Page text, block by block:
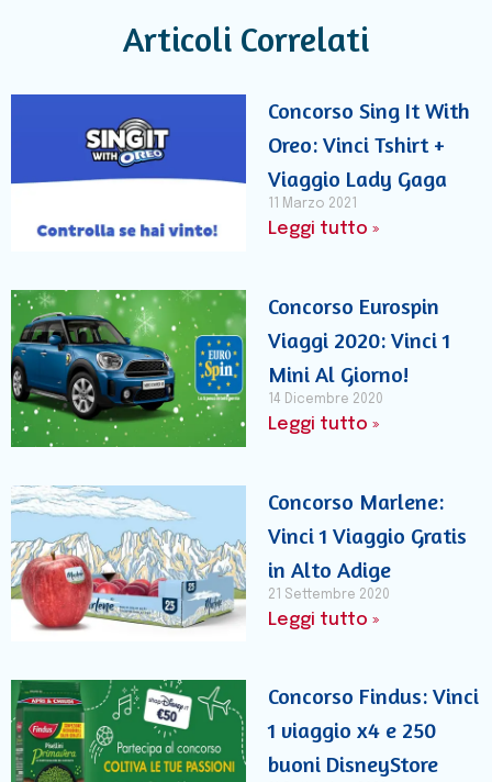
Articoli Correlati
Concorso Sing It With
Oreo: Vinci Tshirt +
Viaggio Lady Gaga
11 Marzo 2021
Leggi tutto »
Concorso Eurospin
Viaggi 2020: Vinci 1
Mini Al Giorno!
14 Dicembre 2020
Leggi tutto »
Concorso Marlene:
Vinci 1 Viaggio Gratis
in Alto Adige
21 Settembre 2020
Leggi tutto »
Concorso Findus: Vinci
1 viaggio x4 e 250
buoni DisneyStore